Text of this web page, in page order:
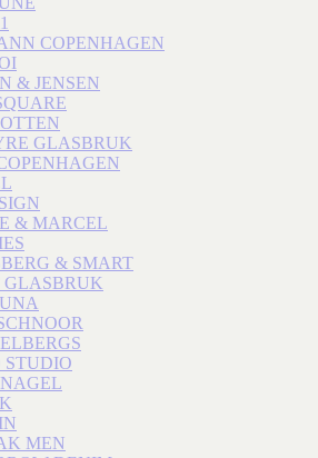
COPENHAGEN
& JENSEN
GLASBRUK
& MARCEL
& SMART
GLASBRUK
STUDIO
MEN